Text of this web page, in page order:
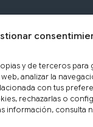
y de terceros para
analizar la
con tus
rechazarlas o
información, consulta